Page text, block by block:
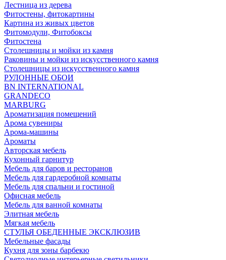
Лестница из дерева
Фитостены, фитокартины
Картина из живых цветов
Фитомодули, Фитобоксы
Фитостена
Столешницы и мойки из камня
Раковины и мойки из искусственного камня
Столешницы из искусственного камня
РУЛОННЫЕ ОБОИ
BN INTERNATIONAL
GRANDECO
MARBURG
Ароматизация помещений
Арома сувениры
Арома-машины
Ароматы
Авторская мебель
Кухонный гарнитур
Мебель для баров и ресторанов
Мебель для гардеробной комнаты
Мебель для спальни и гостиной
Офисная мебель
Мебель для ванной комнаты
Элитная мебель
Мягкая мебель
СТУЛЬЯ ОБЕДЕННЫЕ ЭКСКЛЮЗИВ
Мебельные фасады
Кухня для зоны барбекю